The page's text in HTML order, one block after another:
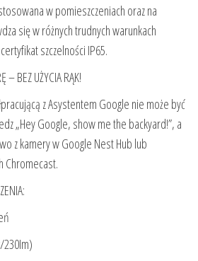
w pomieszczeniach oraz na
się w różnych trudnych warunkach
szczelności IP65.
– BEZ UŻYCIA RĄK!
z Asystentem Google nie może być
„Hey Google, show me the backyard!”, a
z kamery w Google Nest Hub lub
Chromecast.
230Im)